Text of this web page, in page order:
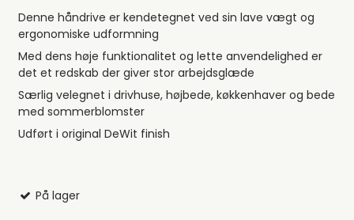
Denne håndrive er kendetegnet ved sin lave vægt og
ergonomiske udformning
Med dens høje funktionalitet og lette anvendelighed er
det et redskab der giver stor arbejdsglæde
Særlig velegnet i drivhuse, højbede, køkkenhaver og bede
med sommerblomster
Udført i original DeWit finish
På lager